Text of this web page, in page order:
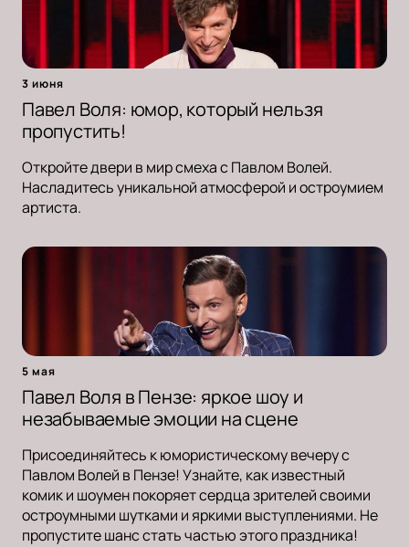
3 июня
Павел Воля: юмор, который нельзя
пропустить!
Откройте двери в мир смеха с Павлом Волей.
Насладитесь уникальной атмосферой и остроумием
артиста.
5 мая
Павел Воля в Пензе: яркое шоу и
незабываемые эмоции на сцене
Присоединяйтесь к юмористическому вечеру с
Павлом Волей в Пензе! Узнайте, как известный
комик и шоумен покоряет сердца зрителей своими
остроумными шутками и яркими выступлениями. Не
пропустите шанс стать частью этого праздника!